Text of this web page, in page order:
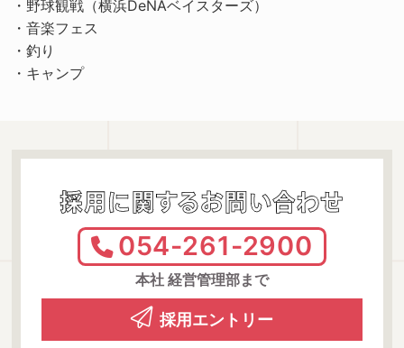
・野球観戦（横浜DeNAベイスターズ）
・音楽フェス
・釣り
・キャンプ
採用に関するお問い合わせ
054-261-2900
本社 経営管理部まで
採用エントリー